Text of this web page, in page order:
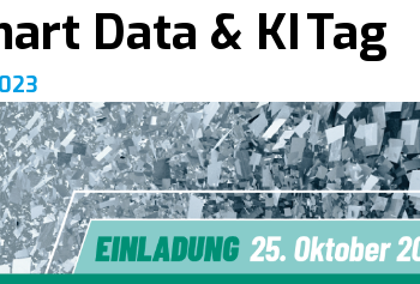
Data & KI Tag